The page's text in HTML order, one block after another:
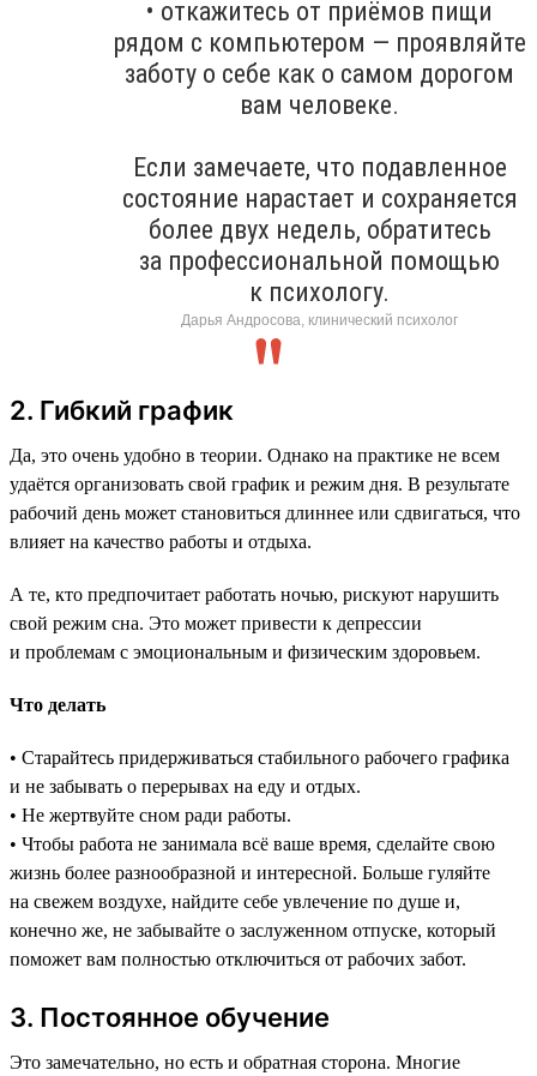
• откажитесь от приёмов пищи
рядом с компьютером — проявляйте
заботу о себе как о самом дорогом
вам человеке.
Если замечаете, что подавленное
состояние нарастает и сохраняется
более двух недель, обратитесь
за профессиональной помощью
к психологу.
Дарья Андросова, клинический психолог
2. Гибкий график
Да, это очень удобно в теории. Однако на практике не всем
удаётся организовать свой график и режим дня. В результате
рабочий день может становиться длиннее или сдвигаться, что
влияет на качество работы и отдыха.
А те, кто предпочитает работать ночью, рискуют нарушить
свой режим сна. Это может привести к депрессии
и проблемам с эмоциональным и физическим здоровьем.
Что делать
• Старайтесь придерживаться стабильного рабочего графика
и не забывать о перерывах на еду и отдых.
• Не жертвуйте сном ради работы.
• Чтобы работа не занимала всё ваше время, сделайте свою
жизнь более разнообразной и интересной. Больше гуляйте
на свежем воздухе, найдите себе увлечение по душе и,
конечно же, не забывайте о заслуженном отпуске, который
поможет вам полностью отключиться от рабочих забот.
3. Постоянное обучение
Это замечательно, но есть и обратная сторона. Многие